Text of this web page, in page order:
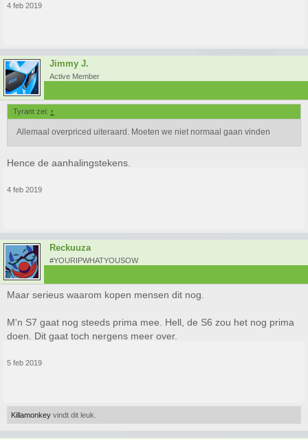
4 feb 2019
Jimmy J.
Active Member
Tyrant zei: ↑
Allemaal overpriced uiteraard. Moeten we niet normaal gaan vinden
Hence de aanhalingstekens.
4 feb 2019
Reckuuza
#YOURIPWHATYOUSOW
Maar serieus waarom kopen mensen dit nog.
M'n S7 gaat nog steeds prima mee. Hell, de S6 zou het nog prima
doen. Dit gaat toch nergens meer over.
5 feb 2019
Killamonkey vindt dit leuk.